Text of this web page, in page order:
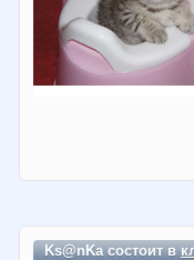
Ks@nKa состоит в